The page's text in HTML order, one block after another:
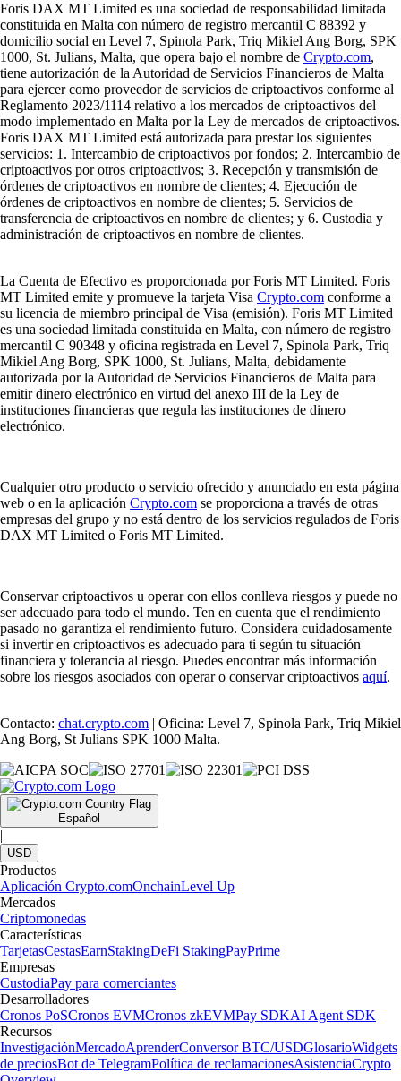
Foris DAX MT Limited es una sociedad de responsabilidad limitada
constituida en Malta con número de registro mercantil C 88392 y
domicilio social en Level 7, Spinola Park, Triq Mikiel Ang Borg, SPK
1000, St. Julians, Malta, que opera bajo el nombre de Crypto.com,
tiene autorización de la Autoridad de Servicios Financieros de Malta
para ejercer como proveedor de servicios de criptoactivos conforme al
Reglamento 2023/1114 relativo a los mercados de criptoactivos del
modo implementado en Malta por la Ley de mercados de criptoactivos.
Foris DAX MT Limited está autorizada para prestar los siguientes
servicios: 1. Intercambio de criptoactivos por fondos; 2. Intercambio de
criptoactivos por otros criptoactivos; 3. Recepción y transmisión de
órdenes de criptoactivos en nombre de clientes; 4. Ejecución de
órdenes de criptoactivos en nombre de clientes; 5. Servicios de
transferencia de criptoactivos en nombre de clientes; y 6. Custodia y
administración de criptoactivos en nombre de clientes.
La Cuenta de Efectivo es proporcionada por Foris MT Limited. Foris
MT Limited emite y promueve la tarjeta Visa Crypto.com conforme a
su licencia de miembro principal de Visa (emisión). Foris MT Limited
es una sociedad limitada constituida en Malta, con número de registro
mercantil C 90348 y oficina registrada en Level 7, Spinola Park, Triq
Mikiel Ang Borg, SPK 1000, St. Julians, Malta, debidamente
autorizada por la Autoridad de Servicios Financieros de Malta para
emitir dinero electrónico en virtud del anexo III de la Ley de
instituciones financieras que regula las instituciones de dinero
electrónico.
Cualquier otro producto o servicio ofrecido y anunciado en esta página
web o en la aplicación Crypto.com se proporciona a través de otras
empresas del grupo y no está dentro de los servicios regulados de Foris
DAX MT Limited o Foris MT Limited.
Conservar criptoactivos u operar con ellos conlleva riesgos y puede no
ser adecuado para todo el mundo. Ten en cuenta que el rendimiento
pasado no garantiza el rendimiento futuro. Considera cuidadosamente
si invertir en criptoactivos es adecuado para ti según tu situación
financiera y tolerancia al riesgo. Puedes encontrar más información
sobre los riesgos asociados con operar o conservar criptoactivos aquí.
Contacto: chat.crypto.com | Oficina: Level 7, Spinola Park, Triq Mikiel
Ang Borg, St Julians SPK 1000 Malta.
Español
|
USD
Productos
Aplicación Crypto.comOnchainLevel Up
Mercados
Criptomonedas
Características
TarjetasCestasEarnStakingDeFi StakingPayPrime
Empresas
CustodiaPay para comerciantes
Desarrolladores
Cronos PoSCronos EVMCronos zkEVMPay SDKAI Agent SDK
Recursos
InvestigaciónMercadoAprenderConversor BTC/USDGlosarioWidgets
de preciosBot de TelegramPolítica de reclamacionesAsistenciaCrypto